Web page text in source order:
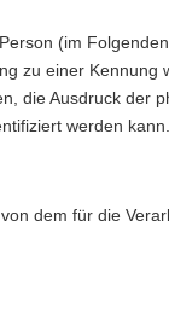
(im Folgenden
zu einer Kennung
die Ausdruck der
werden kann.
dem für die